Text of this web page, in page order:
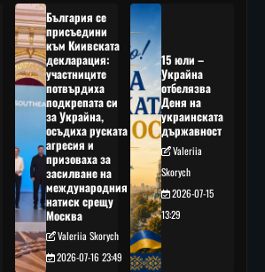
България се
присъедини
към Киивската
декларация:
участниците
потвърдиха
подкрепата си
за Украйна,
осъдиха руската
агресия и
призоваха за
засилване на
международния
натиск срещу
Москва
Valeriia Skorych
2026-07-16 23:49
15 юли –
Украйна
отбелязва
Деня на
украинската
държавност
Valeriia
Skorych
2026-07-15
13:29